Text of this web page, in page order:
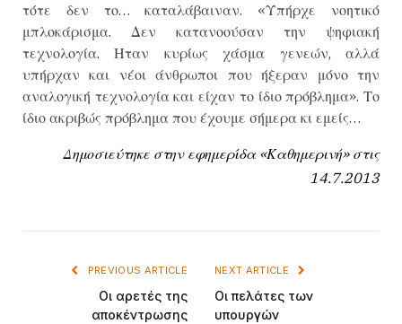
τότε δεν το… καταλάβαιναν. «Υπήρχε νοητικό
μπλοκάρισμα. Δεν κατανοούσαν την ψηφιακή
τεχνολογία. Ηταν κυρίως χάσμα γενεών, αλλά
υπήρχαν και νέοι άνθρωποι που ήξεραν μόνο την
αναλογική τεχνολογία και είχαν το ίδιο πρόβλημα». Το
ίδιο ακριβώς πρόβλημα που έχουμε σήμερα κι εμείς…
Δημοσιεύτηκε στην εφημερίδα «Καθημερινή» στις
14.7.2013
PREVIOUS ARTICLE
Οι αρετές της
αποκέντρωσης
NEXT ARTICLE
Οι πελάτες των
υπουργών